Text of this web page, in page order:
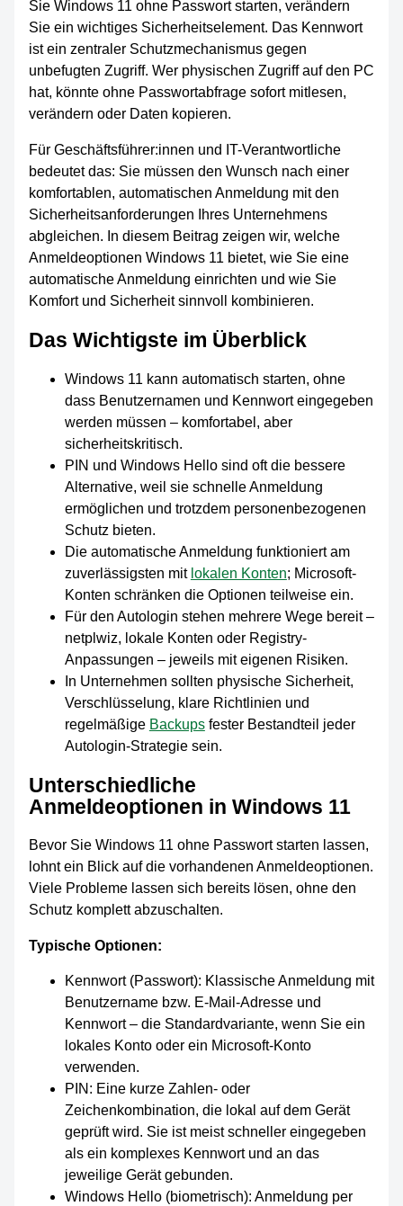
Sie Windows 11 ohne Passwort starten, verändern
Sie ein wichtiges Sicherheitselement. Das Kennwort
ist ein zentraler Schutzmechanismus gegen
unbefugten Zugriff. Wer physischen Zugriff auf den PC
hat, könnte ohne Passwortabfrage sofort mitlesen,
verändern oder Daten kopieren.
Für Geschäftsführer:innen und IT-Verantwortliche
bedeutet das: Sie müssen den Wunsch nach einer
komfortablen, automatischen Anmeldung mit den
Sicherheitsanforderungen Ihres Unternehmens
abgleichen. In diesem Beitrag zeigen wir, welche
Anmeldeoptionen Windows 11 bietet, wie Sie eine
automatische Anmeldung einrichten und wie Sie
Komfort und Sicherheit sinnvoll kombinieren.
Das Wichtigste im Überblick
Windows 11 kann automatisch starten, ohne
dass Benutzernamen und Kennwort eingegeben
werden müssen – komfortabel, aber
sicherheitskritisch.
PIN und Windows Hello sind oft die bessere
Alternative, weil sie schnelle Anmeldung
ermöglichen und trotzdem personenbezogenen
Schutz bieten.
Die automatische Anmeldung funktioniert am
zuverlässigsten mit lokalen Konten; Microsoft-
Konten schränken die Optionen teilweise ein.
Für den Autologin stehen mehrere Wege bereit –
netplwiz, lokale Konten oder Registry-
Anpassungen – jeweils mit eigenen Risiken.
In Unternehmen sollten physische Sicherheit,
Verschlüsselung, klare Richtlinien und
regelmäßige Backupsfester Bestandteil jeder
Autologin-Strategie sein.
Unterschiedliche
Anmeldeoptionen in Windows 11
Bevor Sie Windows 11 ohne Passwort starten lassen,
lohnt ein Blick auf die vorhandenen Anmeldeoptionen.
Viele Probleme lassen sich bereits lösen, ohne den
Schutz komplett abzuschalten.
Typische Optionen:
Kennwort (Passwort): Klassische Anmeldung mit
Benutzername bzw. E-Mail-Adresse und
Kennwort – die Standardvariante, wenn Sie ein
lokales Konto oder ein Microsoft-Konto
verwenden.
PIN: Eine kurze Zahlen- oder
Zeichenkombination, die lokal auf dem Gerät
geprüft wird. Sie ist meist schneller eingegeben
als ein komplexes Kennwort und an das
jeweilige Gerät gebunden.
Windows Hello (biometrisch): Anmeldung per